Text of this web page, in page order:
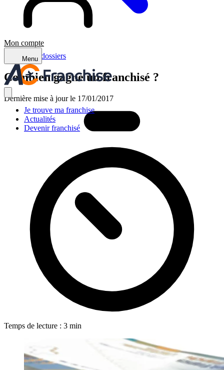
Mon compte
Menu
Je trouve ma franchise
Actualités
Devenir franchisé
Retour aux dossiers
Combien gagne un franchisé ?
Dernière mise à jour le 17/01/2017
Temps de lecture : 3 min